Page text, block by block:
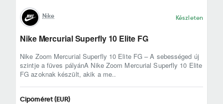
Nike Készleten
Nike Mercurial Superfly 10 Elite FG
Nike Zoom Mercurial Superfly 10 Elite FG – A sebességed új
szintje a füves pályánA Nike Zoom Mercurial Superfly 10 Elite
FG azoknak készült, akik a me..
Cipőméret (EUR)